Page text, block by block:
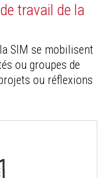
travail de la
SIM se mobilisent
ou groupes de
ou réflexions